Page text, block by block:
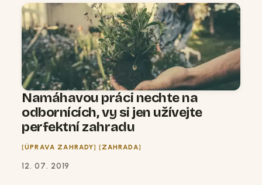
Namáhavou práci nechte na
odbornících, vy si jen užívejte
perfektní zahradu
ÚPRAVA ZAHRADY ZAHRADA
12. 07. 2019